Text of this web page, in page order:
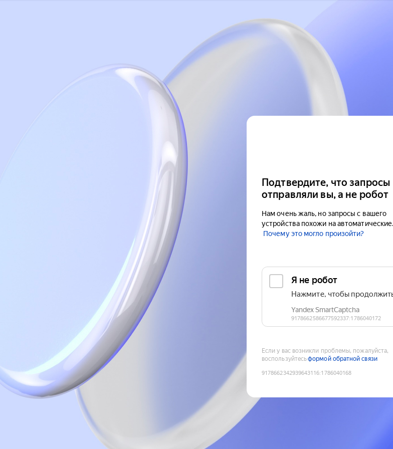
Подтвердите, что запросы
отправляли вы, а не робот
Нам очень жаль, но запросы с вашего
устройства похожи на автоматические.
Почему это могло произойти?
Если у вас возникли проблемы, пожалуйста,
воспользуйтесьформой обратной связи
9178662342939643116:1786040168